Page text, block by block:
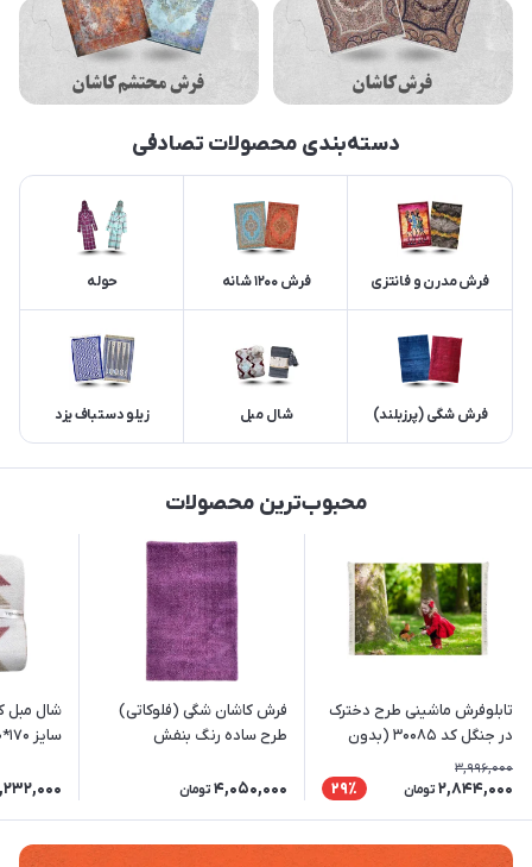
دسته‌بندی محصولات تصادفی
فرش مدرن و فانتزی فرش 1200 شانه حوله
فرش شگی (پرزبلند) شال مبل زیلو دستباف یزد
محبوب‌ترین محصولات
تابلوفرش ماشینی طرح دخترک
در جنگل کد 30085 (بدون
قاب) تک سایز
3,996,000
2,844,000 تومان 29٪
فرش کاشان شگی (فلوکاتی)
طرح ساده رنگ بنفش
4,050,000 تومان
شال مبل